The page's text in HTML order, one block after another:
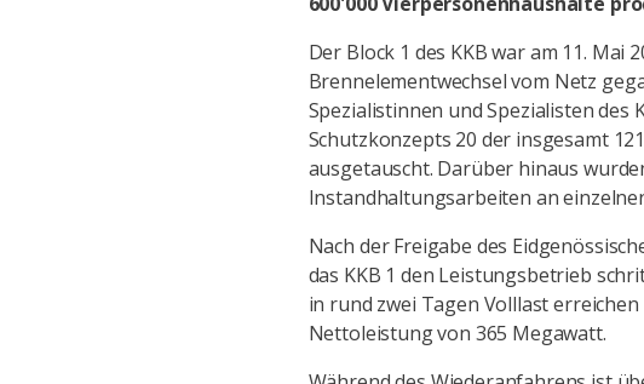
Der Block 1 des KKB war am 11. Mai
Brennelementwechsel vom Netz
Spezialistinnen und Spezialisten des
Schutzkonzepts 20 der insgesamt
ausgetauscht. Darüber hinaus
Instandhaltungsarbeiten an
Nach der Freigabe des
das KKB 1 den Leistungsbetrieb
in rund zwei Tagen Volllast
Nettoleistung von 365 Megawatt.